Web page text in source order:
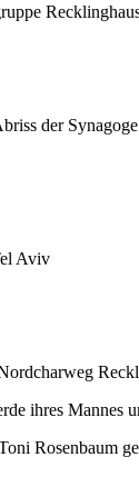
der Synagoge
Aviv
ihres Mannes
Rosenbaum